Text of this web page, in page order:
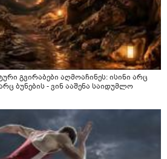
გვირაბები აღმოაჩინეს: ისინი არც
ბუნების - ვინ ააშენა საიდუმლო